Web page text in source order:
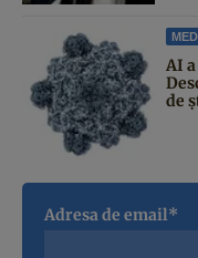
AI
de
Adresa de email*